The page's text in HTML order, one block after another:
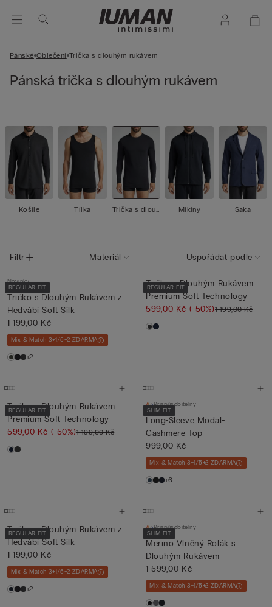
Pánské Oblečení Trička s dlouhým rukávem
Pánská trička s dlouhým rukávem
Košile Tílka
Trička s dlouh
Mikiny Saka
Filtr Materiál Uspořádat podle
REGULAR FIT
Novinky
Tričko s Dlouhým Rukávem z
Hedvábí Soft Silk
1 199,00 Kč
Mix & Match 3+1/5+2 ZDARMA
+2
REGULAR FIT
Tričko s Dlouhým Rukávem
Premium Soft Technology
599,00 Kč (-50%)1 199,00 Kč
REGULAR FIT
Tričko s Dlouhým Rukávem
Premium Soft Technology
599,00 Kč (-50%)1 199,00 Kč
SLIM FIT
Přizpůsobitelný
Long-Sleeve Modal-
Cashmere Top
999,00 Kč
Mix & Match 3+1/5+2 ZDARMA
+6
REGULAR FIT
Tričko s Dlouhým Rukávem z
Hedvábí Soft Silk
1 199,00 Kč
Mix & Match 3+1/5+2 ZDARMA
+2
SLIM FIT
Přizpůsobitelný
Merino Vlněný Rolák s
Dlouhým Rukávem
1 599,00 Kč
Mix & Match 3+1/5+2 ZDARMA